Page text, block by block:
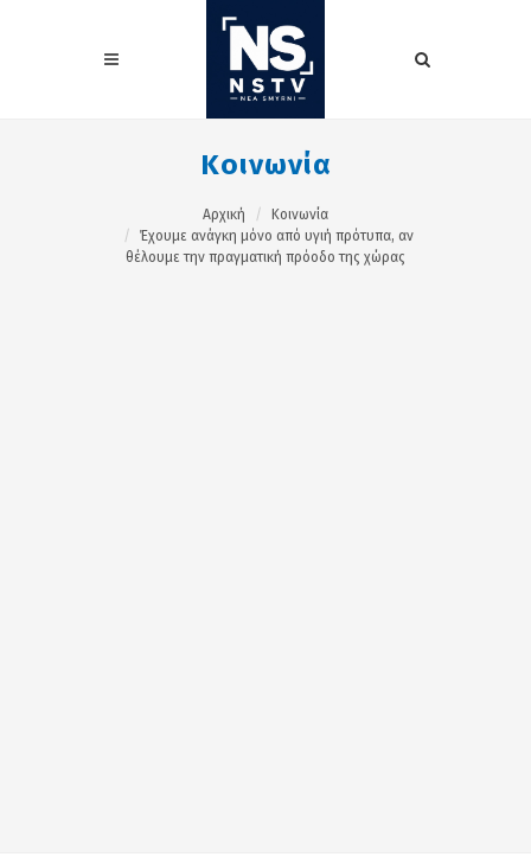
Κοινωνία
Αρχική
Κοινωνία
Έχουμε ανάγκη μόνο από υγιή πρότυπα, αν
θέλουμε την πραγματική πρόοδο της χώρας